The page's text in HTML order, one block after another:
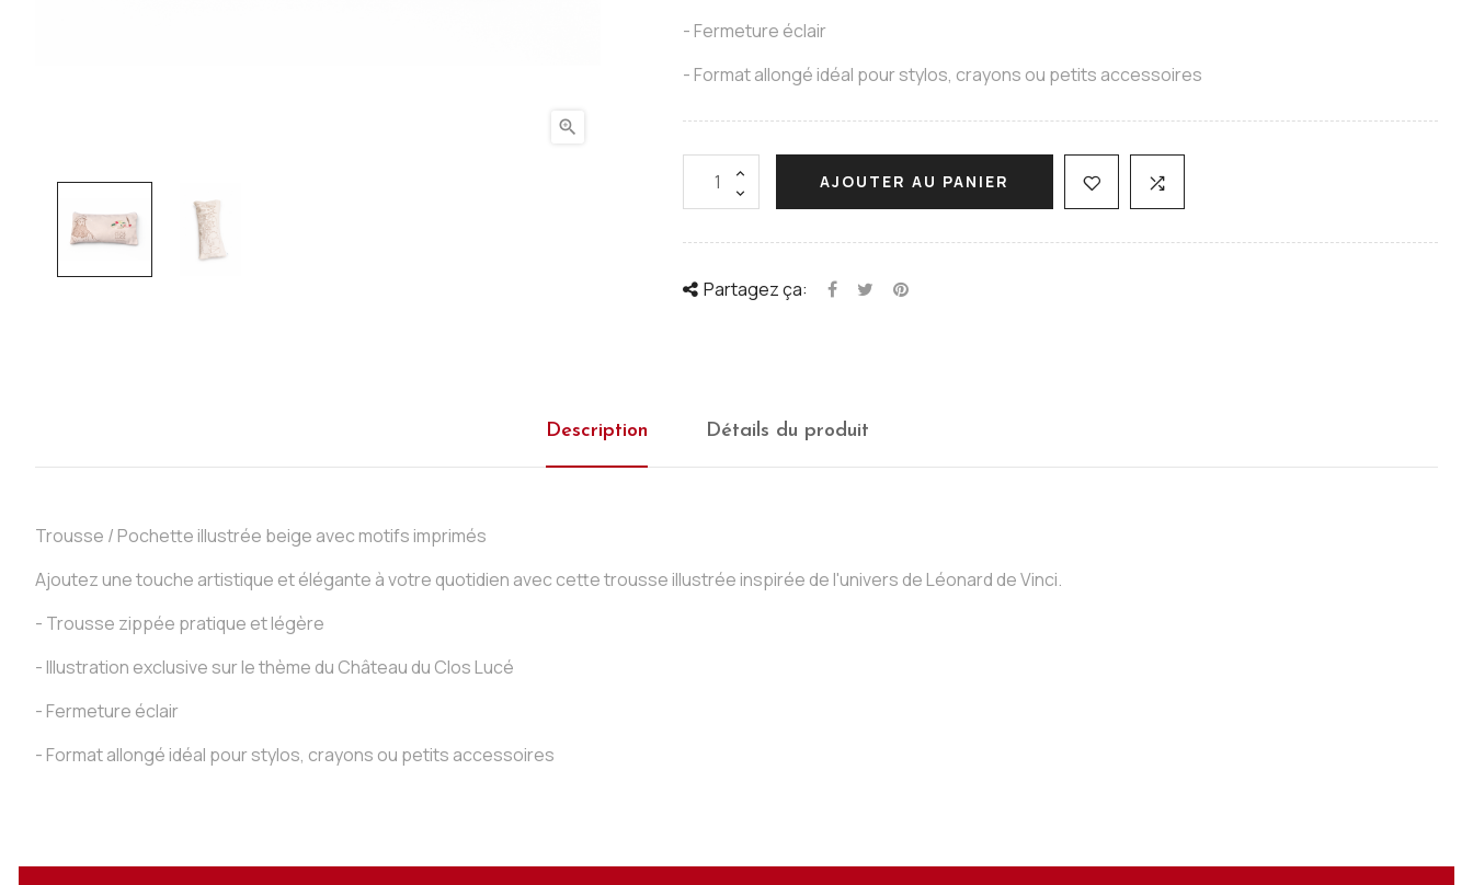

- Fermeture éclair
- Format allongé idéal pour stylos, crayons ou petits accessoires
AJOUTER AU PANIER
Partagez ça:
Description Détails du produit
Trousse / Pochette illustrée beige avec motifs imprimés
Ajoutez une touche artistique et élégante à votre quotidien avec cette trousse illustrée inspirée de l'univers de Léonard de Vinci.
- Trousse zippée pratique et légère
- Illustration exclusive sur le thème du Château du Clos Lucé
- Fermeture éclair
- Format allongé idéal pour stylos, crayons ou petits accessoires